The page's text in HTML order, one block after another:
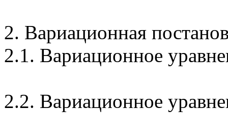
2. Вариационная
2.1. Вариационное
2.2. Вариационное